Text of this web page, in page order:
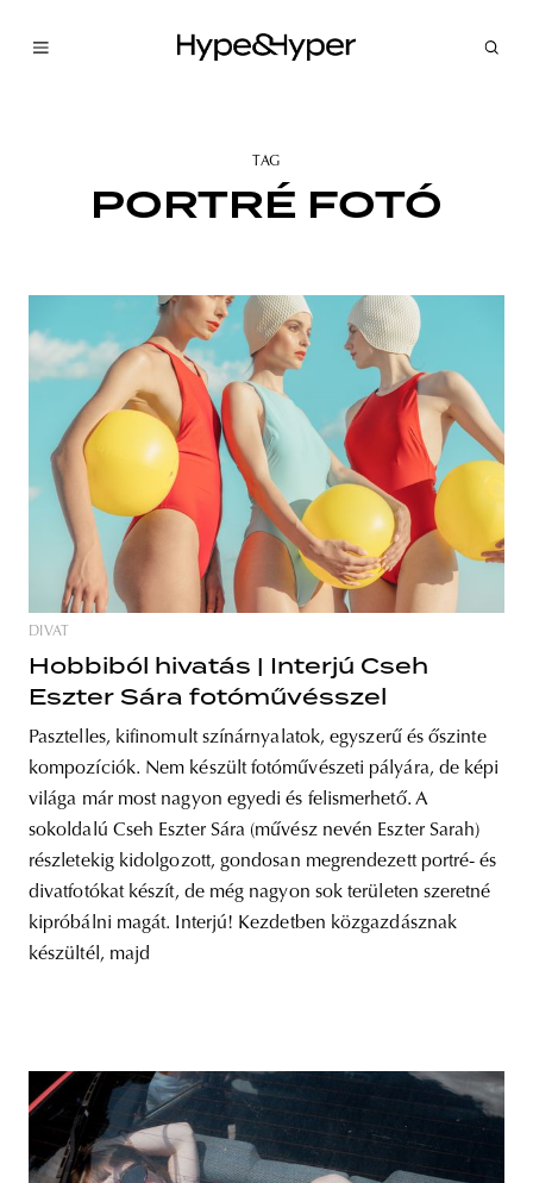
budapest poland branding
TAG
PORTRÉ FOTÓ
DIVAT
Hobbiból hivatás | Interjú Cseh
Eszter Sára fotóművésszel
Pasztelles, kifinomult színárnyalatok, egyszerű és őszinte
kompozíciók. Nem készült fotóművészeti pályára, de képi
világa már most nagyon egyedi és felismerhető. A
sokoldalú Cseh Eszter Sára (művész nevén Eszter Sarah)
részletekig kidolgozott, gondosan megrendezett portré- és
divatfotókat készít, de még nagyon sok területen szeretné
kipróbálni magát. Interjú! Kezdetben közgazdásznak
készültél, majd